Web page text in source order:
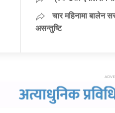
चार महिनामा बालेन
असन्तुष्टि